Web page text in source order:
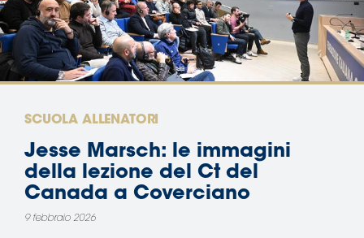
SCUOLA ALLENATORI
Jesse Marsch: le immagini
della lezione del Ct del
Canada a Coverciano
9 febbraio 2026